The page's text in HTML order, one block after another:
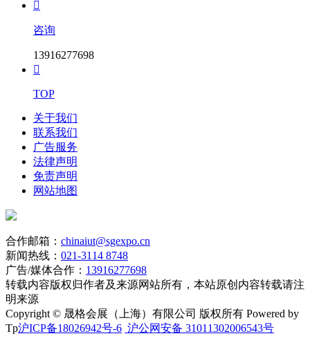

咨询
13916277698

TOP
关于我们
联系我们
广告服务
法律声明
免责声明
网站地图
合作邮箱： chinaiut@sgexpo.cn
新闻热线： 021-3114 8748
广告/媒体合作： 13916277698
转载内容版权归作者及来源网站所有，本站原创内容转载请注
明来源
Copyright © 晟格会展（上海）有限公司 版权所有 Powered by
Tp沪ICP备18026942号-6 沪公网安备 31011302006543号